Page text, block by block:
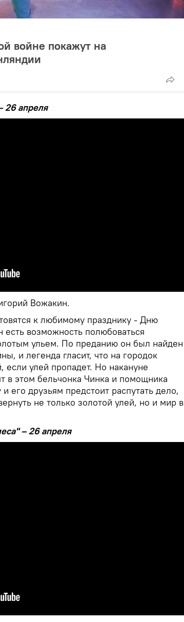
войне покажут на
26 апреля
Вожакин.
к любимому празднику - Дню
есть возможность полюбоваться
ульем. По преданию он был найден
и легенда гласит, что на городок
если улей пропадет. Но накануне
в этом бельчонка Чинка и помощника
его друзьям предстоит распутать дело,
не только золотой улей, но и мир в
– 26 апреля